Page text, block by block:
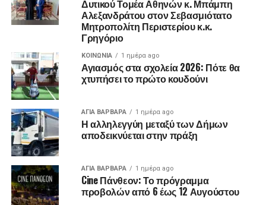
Δυτικού Τομέα Αθηνών κ. Μπάμπη
Αλεξανδράτου στον Σεβασμιότατο
Μητροπολίτη Περιστερίου κ.κ.
Γρηγόριο
ΚΟΙΝΩΝΊΑ 1 ημέρα ago
Αγιασμός στα σχολεία 2026: Πότε θα
χτυπήσει το πρώτο κουδούνι
ΑΓΙΑ ΒΑΡΒΑΡΑ 1 ημέρα ago
Η αλληλεγγύη μεταξύ των Δήμων
αποδεικνύεται στην πράξη
ΑΓΙΑ ΒΑΡΒΑΡΑ 1 ημέρα ago
Cine Πάνθεον: Το πρόγραμμα
προβολών από 6 έως 12 Αυγούστου